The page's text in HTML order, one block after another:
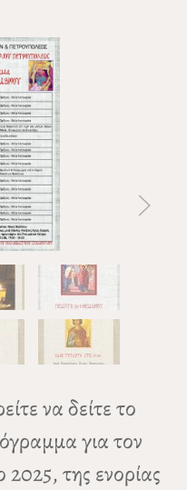
να δείτε το
για τον
της ενορίας